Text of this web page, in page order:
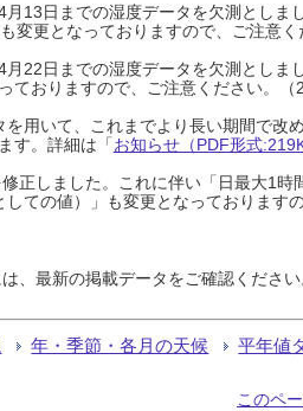
13日までの湿度データを欠測としま
更となっておりますので、ご注意く
22日までの湿度データを欠測としま
ておりますので、ご注意ください。（
用いて、これまでより長い期間で改
す。詳細は「お知らせ（PDF形式
正しました。これに伴い「日最大1時
ての値）」も変更となっております
、最新の掲載データをご確認くださ
年・季節・各月の天候 平年値
このペ